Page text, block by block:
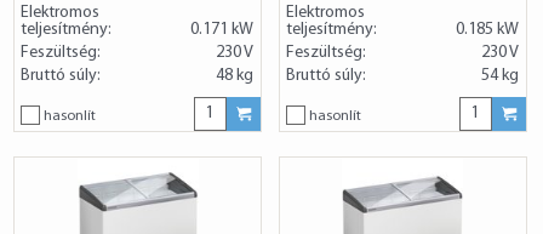
Elektromos
teljesítmény:
0.171 kW
Feszültség:
230 V
Bruttó súly:
48 kg
hasonlít
Elektromos
teljesítmény:
0.185 kW
Feszültség:
230 V
Bruttó súly:
54 kg
hasonlít